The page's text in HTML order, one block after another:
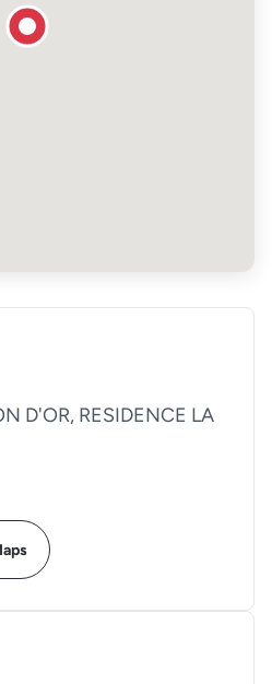
D'OR, RESIDENCE LA